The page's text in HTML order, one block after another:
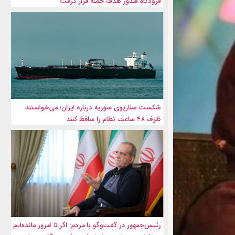
شکست سناریوی سوریه درباره ایران؛ می‌خواستند
ظرف ۴۸ ساعت نظام را ساقط کنند
رئیس‌جمهور در گفت‌وگو با مردم: اگر تا امروز مانده‌ایم